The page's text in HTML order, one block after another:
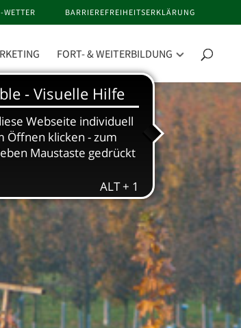
WETTER BARRIEREFREIHEITSERKLÄRUNG
FORT- & WEITERBILDUNG